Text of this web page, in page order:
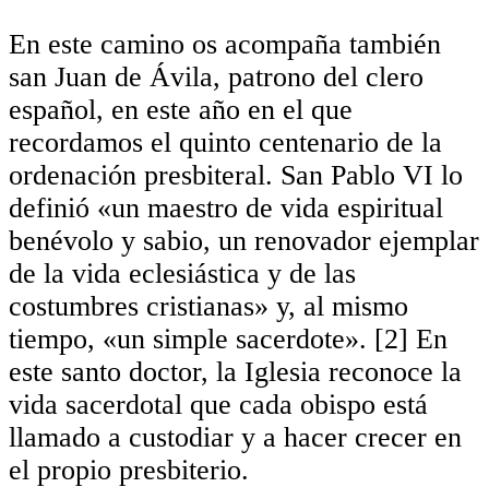
En este camino os acompaña también
san Juan de Ávila, patrono del clero
español, en este año en el que
recordamos el quinto centenario de la
ordenación presbiteral. San Pablo VI lo
definió «un maestro de vida espiritual
benévolo y sabio, un renovador ejemplar
de la vida eclesiástica y de las
costumbres cristianas» y, al mismo
tiempo, «un simple sacerdote». [2] En
este santo doctor, la Iglesia reconoce la
vida sacerdotal que cada obispo está
llamado a custodiar y a hacer crecer en
el propio presbiterio.